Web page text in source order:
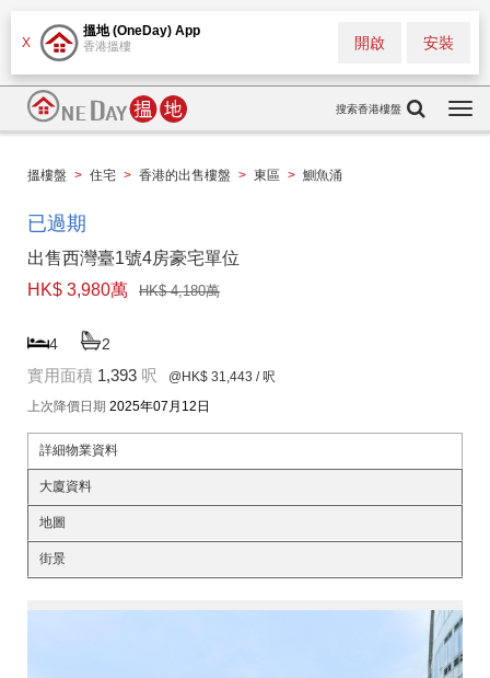
X
搵地 (OneDay) App
香港搵樓 安裝
開啟
搜索香港樓盤
搵樓盤 > 住宅 > 香港的出售樓盤 > 東區 > 鰂魚涌
已過期
出售西灣臺1號4房豪宅單位
HK$ 3,980萬
HK$ 4,180萬
4 2
實用面積 1,393 呎 @HK$ 31,443 / 呎
上次降價日期 2025年07月12日
詳細物業資料
大廈資料
地圖
街景